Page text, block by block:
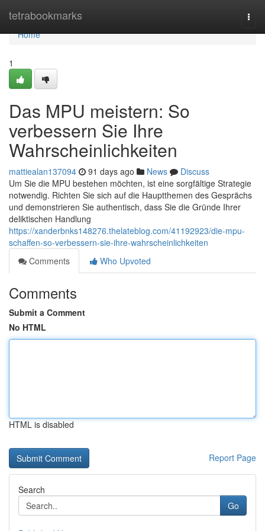
tetrabookmarks
Home
Home
1
Das MPU meistern: So
verbessern Sie Ihre
Wahrscheinlichkeiten
mattiealan137094 91 days ago News
Discuss
Um Sie die MPU bestehen möchten, ist eine sorgfältige Strategie
notwendig. Richten Sie sich auf die Hauptthemen des Gesprächs
und demonstrieren Sie authentisch, dass Sie die Gründe Ihrer
deliktischen Handlung
https://xanderbnks148276.thelateblog.com/41192923/die-mpu-
schaffen-so-verbessern-sie-ihre-wahrscheinlichkeiten
Comments
Who Upvoted
Comments
Submit a Comment
No HTML
HTML is disabled
Report Page
Search
Go